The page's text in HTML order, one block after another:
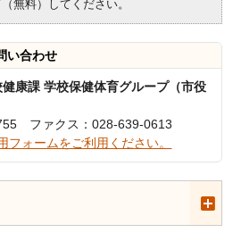
無料）してください。
い合わせ
康課 学校保健体育グループ（市役
ファクス：028-639-0613
フォームをご利用ください。